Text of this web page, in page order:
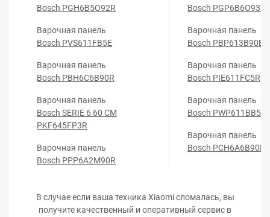
Bosch PGH6B5O92R
Варочная панель
Bosch PVS611FB5E
Варочная панель
Bosch PBH6C6B90R
Варочная панель
Bosch SERIE 6 60 CM
PKF645FP3R
Варочная панель
Bosch PPP6A2M90R
Bosch PGP6B6O93R
Варочная панель
Bosch PBP613B90E
Варочная панель
Bosch PIE611FC5R
Варочная панель
Bosch PWP611BB5E
Варочная панель
Bosch PCH6A6B90R
В случае если ваша техника Xiaomi сломалась, вы
получите качественный и оперативный сервис в